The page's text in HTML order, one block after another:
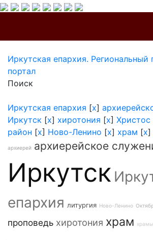
Иркутская епархия. Региональный
портал
Поиск
Иркутская епархия [x]
Иркутск [x] хиротония [x] Христос
район [x] Ново-Ленино [x] храм [x]
архиерей архиерейское
Иркутск
епархия литургия Ново-Ленино
проповедь хиротония храм